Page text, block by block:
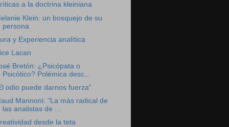
a la doctrina kleiniana
Klein: un bosquejo de su
persona
y Experiencia analítica
Lacan
Bretón: ¿Psicópata o
Psicótico? Polémica desc...
odio puede darnos fuerza"
Mannoni: "La más radical de
las analistas de ...
desde la teta